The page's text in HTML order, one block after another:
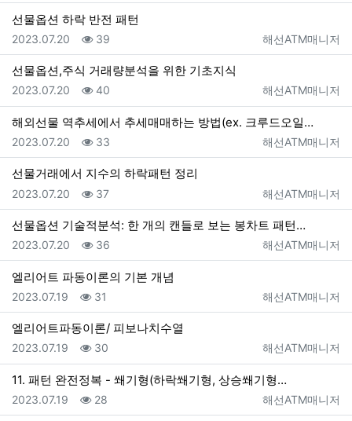
선물옵션 하락 반전 패턴
등록자
해선ATM매니저
등록일
2023.07.20 조회
39
선물옵션,주식 거래량분석을 위한 기초지식
등록자
해선ATM매니저
등록일
2023.07.20 조회
40
해외선물 역추세에서 추세매매하는 방법(ex. 크루드오일…
등록자
해선ATM매니저
등록일
2023.07.20 조회
33
선물거래에서 지수의 하락패턴 정리
등록자
해선ATM매니저
등록일
2023.07.20 조회
37
선물옵션 기술적분석: 한 개의 캔들로 보는 봉차트 패턴…
등록자
해선ATM매니저
등록일
2023.07.20 조회
36
엘리어트 파동이론의 기본 개념
등록자
해선ATM매니저
등록일
2023.07.19 조회
31
엘리어트파동이론/ 피보나치수열
등록자
해선ATM매니저
등록일
2023.07.19 조회
30
11. 패턴 완전정복 - 쐐기형(하락쐐기형, 상승쐐기형…
등록자
해선ATM매니저
등록일
2023.07.19 조회
28